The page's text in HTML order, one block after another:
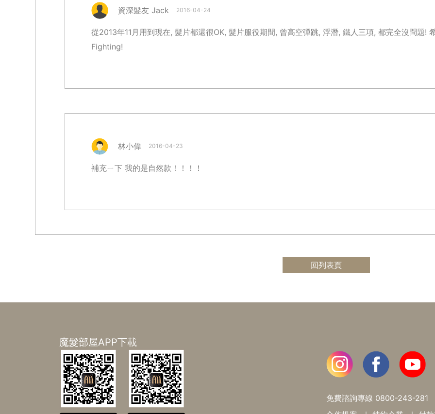
資深髮友 Jack 2016-04-24
從2013年11月用到現在, 髮片都還很OK, 髮片服役期間, 曾高空彈跳, 浮潛, 鐵人三項, 都完全沒問題!
Fighting!
林小偉 2016-04-23
補充ㄧ下 我的是自然款！！！！
回列表頁
魔髮部屋APP下載
免費諮詢專線 0800-243-281